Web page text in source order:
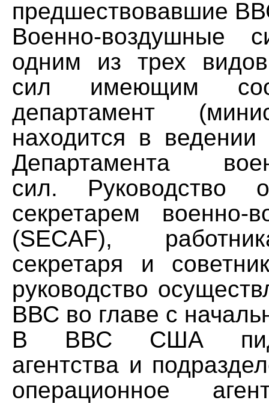
предшествовавшие
Военно-воздушные
одним из трех
сил имеющим
департамент
находится в ведении
Департамента
сил. Руководство
секретарем военно-
(SECAF),
секретаря и
руководство
ВВС во главе с
В ВВС США
агентства и
операционное